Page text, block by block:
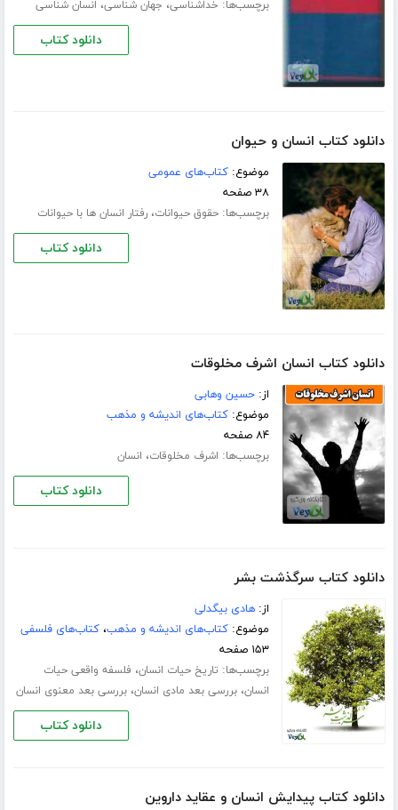
برچسب‌ها: خداشناسی، جهان شناسی، انسان شناسی
دانلود کتاب
دانلود کتاب انسان و حیوان
موضوع:کتاب‌های عمومی
۳۸ صفحه
برچسب‌ها:حقوق حیوانات،رفتار انسان ها با حیوانات
دانلود کتاب
دانلود کتاب انسان اشرف مخلوقات
از:حسین وھابی
موضوع:کتاب‌های اندیشه و مذهب
۸۴ صفحه
برچسب‌ها: اشرف مخلوقات، انسان
دانلود کتاب
دانلود کتاب سرگذشت بشر
از:هادی بیگدلی
موضوع:کتاب‌های اندیشه و مذهب،کتاب‌های فلسفی
۱۵۳ صفحه
برچسب‌ها: تاریخ حیات انسان، فلسفه واقعی حیات
انسان،بررسی بعد مادی انسان،بررسی بعد معنوی انسان
دانلود کتاب
دانلود کتاب پیدایش انسان و عقاید داروین